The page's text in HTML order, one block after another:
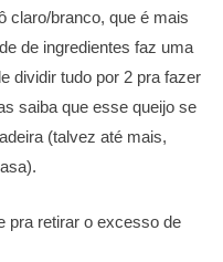
claro/branco, que é mais
de ingredientes faz uma
dividir tudo por 2 pra fazer
saiba que esse queijo se
(talvez até mais,
pra retirar o excesso de